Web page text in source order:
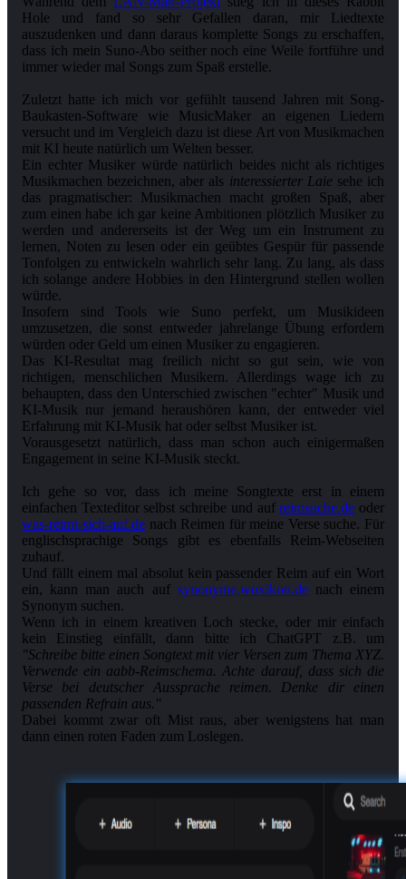
Hole und fand so sehr Gefallen daran, mir Liedtexte
auszudenken und dann daraus komplette Songs zu erschaffen,
dass ich mein Suno-Abo seither noch eine Weile fortführe und
immer wieder mal Songs zum Spaß erstelle.
Zuletzt hatte ich mich vor gefühlt tausend Jahren mit Song-
Baukasten-Software wie MusicMaker an eigenen Liedern
versucht und im Vergleich dazu ist diese Art von Musikmachen
mit KI heute natürlich um Welten besser.
Ein echter Musiker würde natürlich beides nicht als richtiges
Musikmachen bezeichnen, aber als interessierter Laiesehe ich
das pragmatischer: Musikmachen macht großen Spaß, aber
zum einen habe ich gar keine Ambitionen plötzlich Musiker zu
werden und andererseits ist der Weg um ein Instrument zu
lernen, Noten zu lesen oder ein geübtes Gespür für passende
Tonfolgen zu entwickeln wahrlich sehr lang. Zu lang, als dass
ich solange andere Hobbies in den Hintergrund stellen wollen
würde.
Insofern sind Tools wie Suno perfekt, um Musikideen
umzusetzen, die sonst entweder jahrelange Übung erfordern
würden oder Geld um einen Musiker zu engagieren.
Das KI-Resultat mag freilich nicht so gut sein, wie von
richtigen, menschlichen Musikern. Allerdings wage ich zu
behaupten, dass den Unterschied zwischen "echter" Musik und
KI-Musik nur jemand heraushören kann, der entweder viel
Erfahrung mit KI-Musik hat oder selbst Musiker ist.
Vorausgesetzt natürlich, dass man schon auch einigermaßen
Engagement in seine KI-Musik steckt.
Ich gehe so vor, dass ich meine Songtexte erst in einem
einfachen Texteditor selbst schreibe und aufreimsuche.de oder
was-reimt-sich-auf.de nach Reimen für meine Verse suche. Für
englischsprachige Songs gibt es ebenfalls Reim-Webseiten
zuhauf.
Und fällt einem mal absolut kein passender Reim auf ein Wort
ein, kann man auch auf synonyme.woxikon.denach einem
Synonym suchen.
Wenn ich in einem kreativen Loch stecke, oder mir einfach
kein Einstieg einfällt, dann bitte ich ChatGPT z.B. um
"Schreibe bitte einen Songtext mit vier Versen zum Thema XYZ.
Verwende ein aabb-Reimschema. Achte darauf, dass sich die
Verse bei deutscher Aussprache reimen. Denke dir einen
passenden Refrain aus."
Dabei kommt zwar oft Mist raus, aber wenigstens hat man
dann einen roten Faden zum Loslegen.